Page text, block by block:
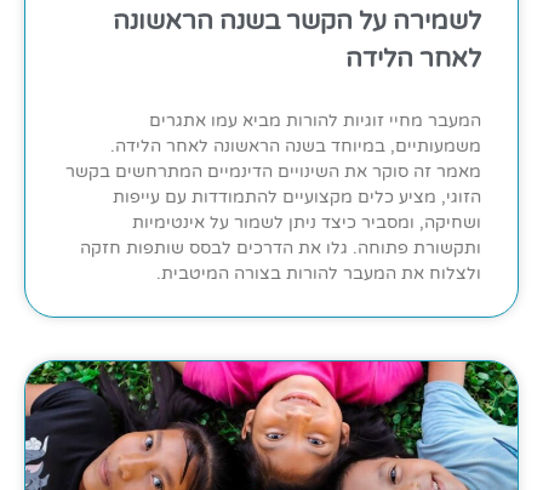
לשמירה על הקשר בשנה הראשונה
לאחר הלידה
המעבר מחיי זוגיות להורות מביא עמו אתגרים
משמעותיים, במיוחד בשנה הראשונה לאחר הלידה.
מאמר זה סוקר את השינויים הדינמיים המתרחשים בקשר
הזוגי, מציע כלים מקצועיים להתמודדות עם עייפות
ושחיקה, ומסביר כיצד ניתן לשמור על אינטימיות
ותקשורת פתוחה. גלו את הדרכים לבסס שותפות חזקה
ולצלוח את המעבר להורות בצורה המיטבית.